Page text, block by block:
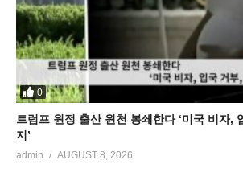
0
트럼프 원정 출산 원천 봉쇄한다 ‘미국 비자,
지’
admin AUGUST 8, 2026